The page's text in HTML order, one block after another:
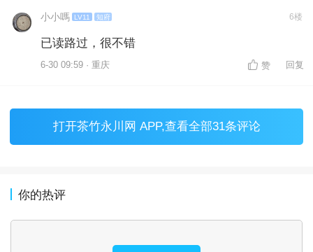
小小嗎 LV11 知府 6楼
已读路过，很不错
6-30 09:59 · 重庆 赞 回复
打开茶竹永川网 APP,查看全部31条评论
你的热评